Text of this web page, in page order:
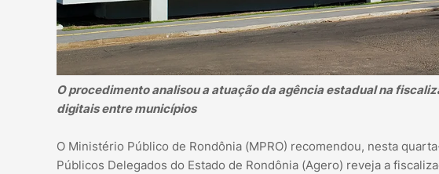
O procedimento analisou a atuação da agência estadual na
digitais entre municípios
O Ministério Público de Rondônia (MPRO) recomendou, nesta
Públicos Delegados do Estado de Rondônia (Agero) reveja a